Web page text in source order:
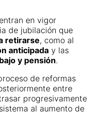
entran en vigor
de jubilación que
retirarse, como al
anticipada y las
y pensión.
de reformas
entre
progresivamente
al aumento de